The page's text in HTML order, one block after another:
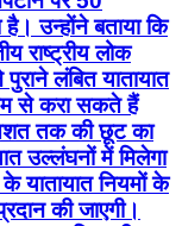
उन्होंने बताया कि
राष्ट्रीय लोक
लंबित यातायात
से करा सकते हैं
तक की छूट का
उल्लंघनों में मिलेगा
यातायात नियमों के
की जाएगी।